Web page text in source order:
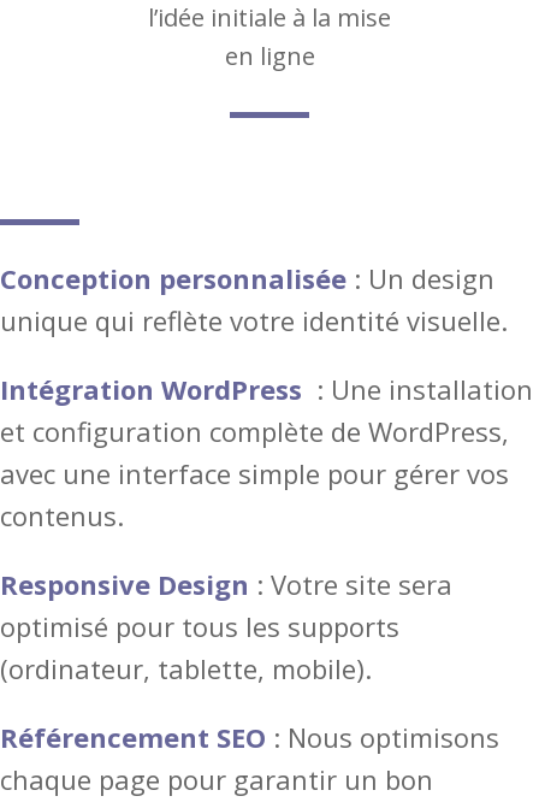
l’idée initiale à la mise
en ligne
Conception personnalisée : Un design
unique qui reflète votre identité visuelle.
Intégration WordPress : Une installation
et configuration complète de WordPress,
avec une interface simple pour gérer vos
contenus.
Responsive Design : Votre site sera
optimisé pour tous les supports
(ordinateur, tablette, mobile).
Référencement SEO : Nous optimisons
chaque page pour garantir un bon